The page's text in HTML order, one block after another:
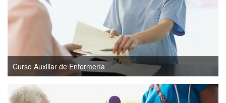
Curso Auxiliar de Enfermería